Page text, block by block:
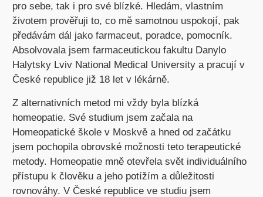
pro sebe, tak i pro své blízké. Hledám, vlastním
životem prověřuji to, co mě samotnou uspokojí, pak
předávám dál jako farmaceut, poradce, pomocník.
Absolvovala jsem farmaceutickou fakultu Danylo
Halytsky Lviv National Medical University a pracují v
České republice již 18 let v lékárně.
Z alternativních metod mi vždy byla blízká
homeopatie. Své studium jsem začala na
Homeopatické škole v Moskvě a hned od začátku
jsem pochopila obrovské možnosti teto terapeutické
metody. Homeopatie mně otevřela svět individuálního
přístupu k člověku a jeho potížím a důležitosti
rovnováhy. V České republice ve studiu jsem